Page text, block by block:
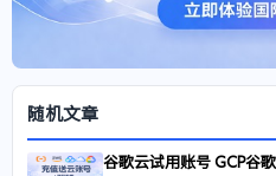
随机文章
谷歌云试用账号 GCP谷